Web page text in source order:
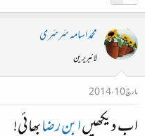
محمد اسامہ سَرسَری
لائبریرین
مارچ 10، 2014
اب دیکھیںابن رضابھائی!